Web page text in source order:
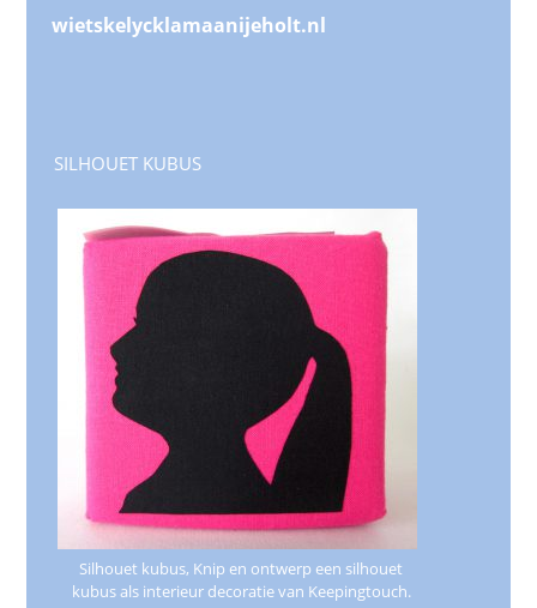
wietskelycklamaanijeholt.nl
SILHOUET KUBUS
Silhouet kubus, Knip en ontwerp een silhouet
kubus als interieur decoratie van Keepingtouch.